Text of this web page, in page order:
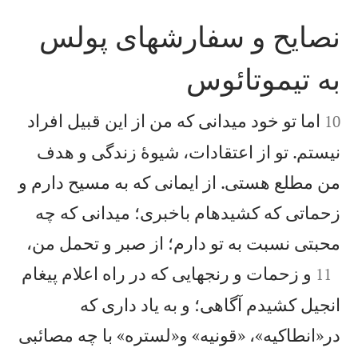

نصايح و سفارشهای پولس
به تيموتائوس

10 اما تو خود میدانی كه من از اين قبيل افراد
نيستم. تو از اعتقادات، شيوهٔ زندگی و هدف
من مطلع هستی. از ايمانی كه به مسيح دارم و
زحماتی كه كشيدهام باخبری؛ میدانی كه چه
محبتی نسبت به تو دارم؛ از صبر و تحمل من،

11 و زحمات و رنجهايی كه در راه اعلام پيغام
انجيل كشيدم آگاهی؛ و به ياد داری كه
در«انطاكيه»، «قونيه» و«لستره» با چه مصائبی